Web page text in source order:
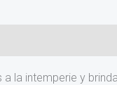
la intemperie y